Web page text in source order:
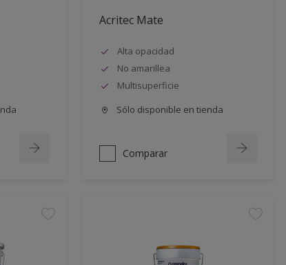
Acritec Mate
Alta opacidad
No amarillea
Multisuperficie
Sólo disponible en tienda
Comparar